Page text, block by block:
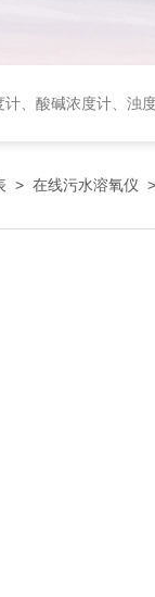
浊度计，氟离子检测仪
> 在线污水溶氧仪